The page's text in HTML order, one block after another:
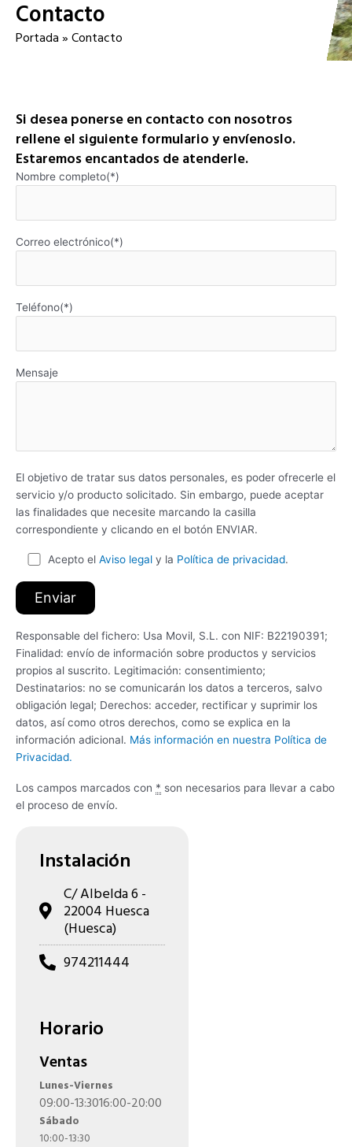
Contacto
Portada » Contacto
Si desea ponerse en contacto con nosotros
rellene el siguiente formulario y envíenoslo.
Estaremos encantados de atenderle.
Nombre completo(*)
Correo electrónico(*)
Teléfono(*)
Mensaje
El objetivo de tratar sus datos personales, es poder ofrecerle el
servicio y/o producto solicitado. Sin embargo, puede aceptar
las finalidades que necesite marcando la casilla
correspondiente y clicando en el botón ENVIAR.
Acepto el Aviso legaly la Política de privacidad.
Responsable del fichero: Usa Movil, S.L. con NIF: B22190391;
Finalidad: envío de información sobre productos y servicios
propios al suscrito. Legitimación: consentimiento;
Destinatarios: no se comunicarán los datos a terceros, salvo
obligación legal; Derechos: acceder, rectificar y suprimir los
datos, así como otros derechos, como se explica en la
información adicional. Más información en nuestra Política de
Privacidad.
Los campos marcados con * son necesarios para llevar a cabo
el proceso de envío.
Instalación
C/ Albelda 6 -
22004 Huesca
(Huesca)
974211444
Horario
Ventas
Lunes-Viernes
09:00-13:3016:00-20:00
Sábado
10:00-13:30